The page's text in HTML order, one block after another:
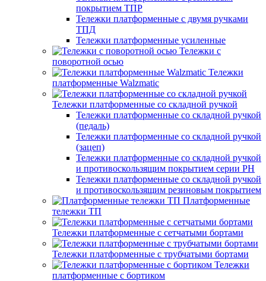
покрытием ТПР
Тележки платформенные с двумя ручками
ТПД
Тележки платформенные усиленные
Тележки с
поворотной осью
Тележки
платформенные Walzmatic
Тележки платформенные со складной ручкой
Тележки платформенные со складной ручкой
(педаль)
Тележки платформенные со складной ручкой
(зацеп)
Тележки платформенные со складной ручкой
и противоскользящим покрытием серии PH
Тележки платформенные со складной ручкой
и противоскользящим резиновым покрытием
Платформенные
тележки ТП
Тележки платформенные с сетчатыми бортами
Тележки платформенные с трубчатыми бортами
Тележки
платформенные с бортиком